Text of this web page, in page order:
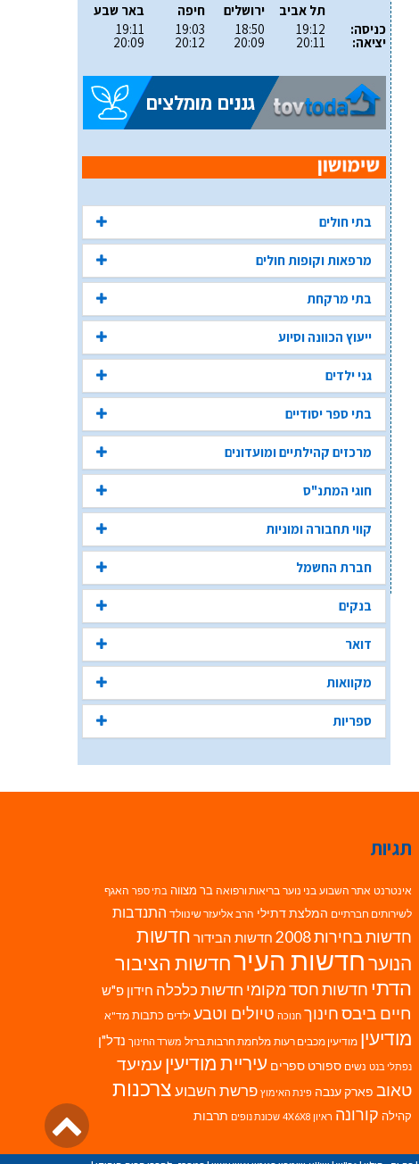
כניסה:
יציאה:
תל אביב
19:12
20:11
ירושלים
18:50
20:09
חיפה
19:03
20:12
באר שבע
19:11
20:09
בתי חולים
מרפאות וקופות חולים
בתי מרקחת
ייעוץ הכוונה וסיוע
גני ילדים
בתי ספר יסודיים
מרכזים קהילתיים ומועדונים
חוגי המתנ"ס
קווי תחבורה ומוניות
חברת החשמל
בנקים
דואר
מקוואות
ספריות
תגיות
אינטרנט אתר השבוע בני נוער בריאות ורפואה בר מצווה בתי ספר האגף
לשירותים חברתיים המלצת דתילי הרב אליעזר שינוולד התנדבות
חדשות בחירות 2008 חדשות הבידור חדשות
הנוערחדשות העירחדשות הציבור
הדתי חדשות חסד מקומי חדשות כלכלה חידון פ"ש
חיים ביבסחינוך חנוכה טיולים וטבע ילדים כתבות מד"א
מודיעין מודיעין מכבים רעות מלחמת חרבות ברזל משרד החינוך נדל"ן
נפתלי בנט נשים ספורט ספרים עיריית מודיעין עמיעד
טאוב פארק ענבה פינת האימוץ פרשת השבועצרכנות
קהילה קורונה ראיון 4X6X8 שכונת נופים תרבות